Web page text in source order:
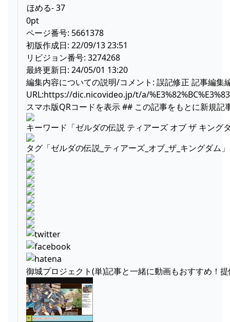
ほめる- 37
0pt
ページ番号: 5661378
初版作成日: 22/09/13 23:51
リビジョン番号: 3274268
最終更新日: 24/05/01 13:20
編集内容についての説明/コメント: 誤記修正 記事編
URL:https://dic.nicovideo.jp/t/a/
スマホ版QRコードを表示 ## この記事をもとに新規記
キーワード「ゼルダの伝説 ティアーズ オブ ザ キング
タグ「ゼルダの伝説_ティアーズ_オブ_ザ_キングダム
御城プロジェクト(単)記事と一緒に動画もおすすめ！